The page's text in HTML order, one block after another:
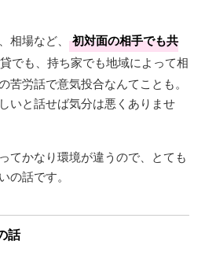
相場など、
初対面の相手でも共
でも、持ち家でも地域によって相
苦労話で意気投合なんてことも。
いと話せば気分は悪くありませ
てかなり環境が違うので、とても
の話です。
話